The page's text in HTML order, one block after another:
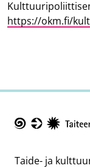
https://okm.fi/
Taide- ja